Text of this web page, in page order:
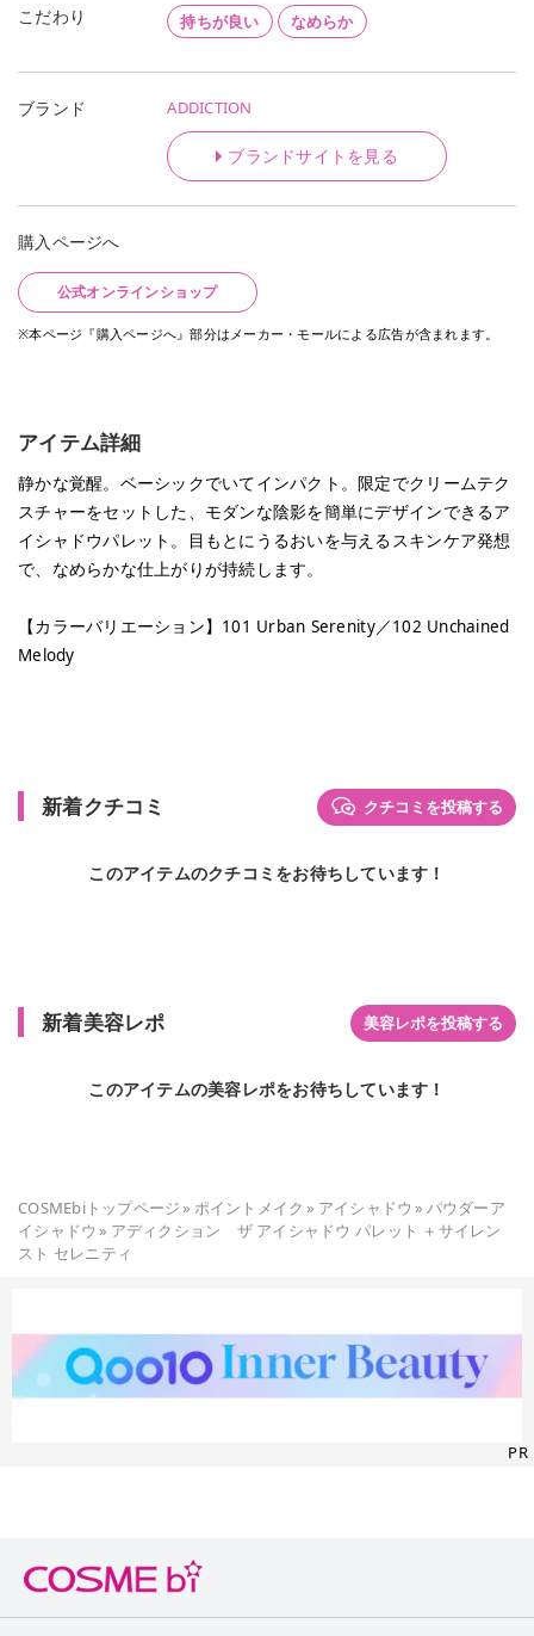
こだわり 持ちが良い なめらか
ブランド ADDICTION
ブランドサイトを見る
購入ページへ
公式オンラインショップ
※本ページ『購入ページへ』部分はメーカー・モールによる広告が含まれます。
アイテム詳細
静かな覚醒。ベーシックでいてインパクト。限定でクリームテク
スチャーをセットした、モダンな陰影を簡単にデザインできるア
イシャドウパレット。目もとにうるおいを与えるスキンケア発想
で、なめらかな仕上がりが持続します。
【カラーバリエーション】101 Urban Serenity／102 Unchained
Melody
新着クチコミ クチコミを投稿する
このアイテムのクチコミをお待ちしています！
新着美容レポ 美容レポを投稿する
このアイテムの美容レポをお待ちしています！
COSMEbiトップページ» ポイントメイク » アイシャドウ » パウダーア
イシャドウ » アディクション ザ アイシャドウ パレット ＋サイレン
スト セレニティ
PR